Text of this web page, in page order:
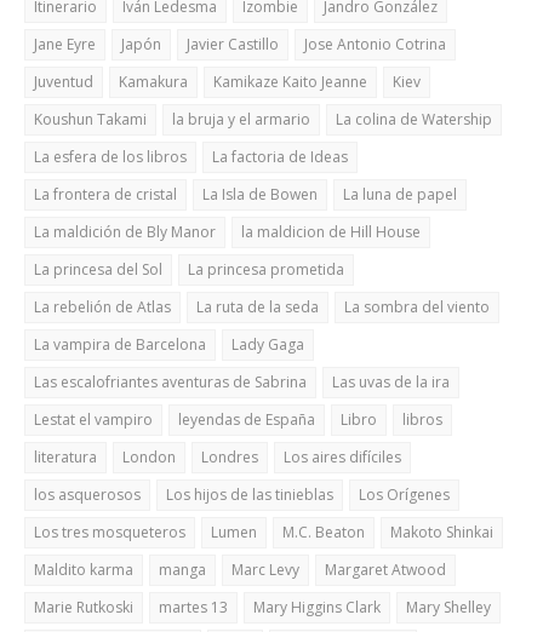
Itinerario
Iván Ledesma Izombie
Jandro González
Jane Eyre
Japón Javier Castillo
Jose Antonio Cotrina
Juventud
Kamakura Kamikaze Kaito Jeanne
Kiev
Koushun Takami
la bruja y el armario
La colina de Watership
La esfera de los libros
La factoria de Ideas
La frontera de cristal
La Isla de Bowen
La luna de papel
La maldición de Bly Manor
la maldicion de Hill House
La princesa del Sol
La princesa prometida
La rebelión de Atlas
La ruta de la seda
La sombra del viento
La vampira de Barcelona
Lady Gaga
Las escalofriantes aventuras de Sabrina
Las uvas de la ira
Lestat el vampiro
leyendas de España Libro
libros
literatura
London Londres
Los aires difíciles
los asquerosos
Los hijos de las tinieblas
Los Orígenes
Los tres mosqueteros
Lumen M.C. Beaton
Makoto Shinkai
Maldito karma
manga Marc Levy
Margaret Atwood
Marie Rutkoski
martes 13 Mary Higgins Clark
Mary Shelley